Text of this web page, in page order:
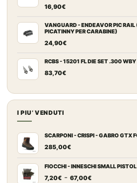
16,90€
VANGUARD - ENDEAVOR PIC
PICATINNY PER CARABINE)
24,90€
RCBS - 15201 FL DIE SET .300
83,70€
I PIU’ VENDUTI
SCARPONI - CRISPI - GABRO GTX
285,00€
FIOCCHI - INNESCHI SMALL PISTOL
7,20€ - 67,00€Fascia